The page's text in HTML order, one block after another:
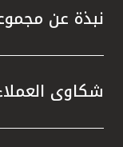
نبذة عن
شكاوى